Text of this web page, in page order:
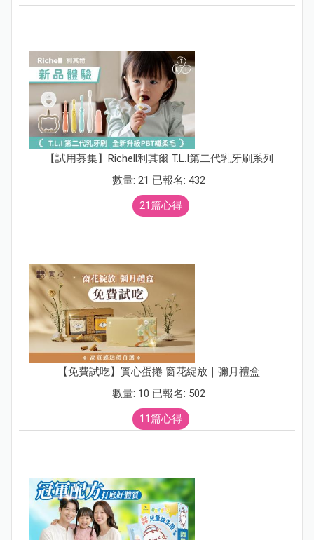
【試用募集】Richell利其爾 T.L.I第二代乳牙刷系列
數量: 21 已報名: 432
21篇心得
【免費試吃】實心蛋捲 窗花綻放｜彌月禮盒
數量: 10 已報名: 502
11篇心得